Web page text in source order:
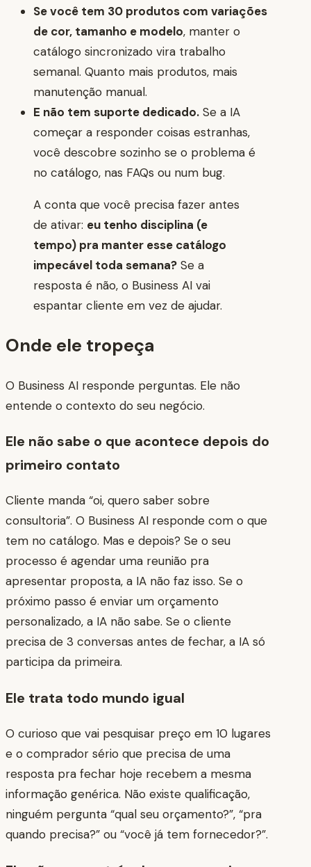
Se você tem 30 produtos com variações
de cor, tamanho e modelo, manter o
catálogo sincronizado vira trabalho
semanal. Quanto mais produtos, mais
manutenção manual.
E não tem suporte dedicado. Se a IA
começar a responder coisas estranhas,
você descobre sozinho se o problema é
no catálogo, nas FAQs ou num bug.
A conta que você precisa fazer antes
de ativar: eu tenho disciplina (e
tempo) pra manter esse catálogo
impecável toda semana? Se a
resposta é não, o Business AI vai
espantar cliente em vez de ajudar.
Onde ele tropeça
O Business AI responde perguntas. Ele não
entende o contexto do seu negócio.
Ele não sabe o que acontece depois do
primeiro contato
Cliente manda “oi, quero saber sobre
consultoria”. O Business AI responde com o que
tem no catálogo. Mas e depois? Se o seu
processo é agendar uma reunião pra
apresentar proposta, a IA não faz isso. Se o
próximo passo é enviar um orçamento
personalizado, a IA não sabe. Se o cliente
precisa de 3 conversas antes de fechar, a IA só
participa da primeira.
Ele trata todo mundo igual
O curioso que vai pesquisar preço em 10 lugares
e o comprador sério que precisa de uma
resposta pra fechar hoje recebem a mesma
informação genérica. Não existe qualificação,
ninguém pergunta “qual seu orçamento?”, “pra
quando precisa?” ou “você já tem fornecedor?”.